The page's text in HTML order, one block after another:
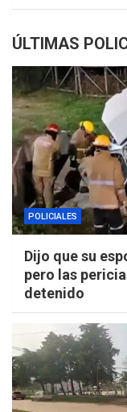
ÚLTIMAS
POLICIALES
Dijo que su
pero las
detenido